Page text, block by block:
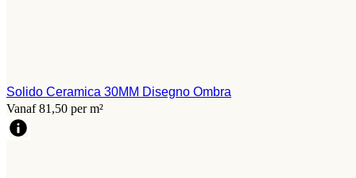
Solido Ceramica 30MM Disegno Ombra
Vanaf 81,50 per m²